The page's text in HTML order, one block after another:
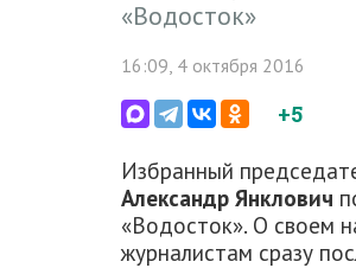
«Водосток»
16:09, 4 октября 2016
+5
Избранный
Александр Янклович
«Водосток». О своем
журналистам сразу